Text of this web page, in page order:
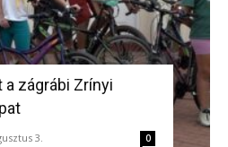
zágrábi Zrínyi
3. 0